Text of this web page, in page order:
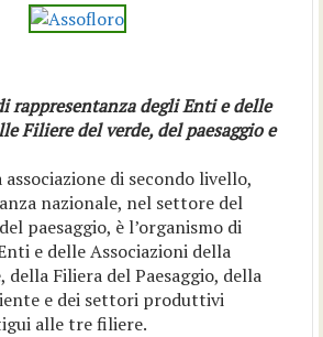
rappresentanza degli Enti e delle
Filiere del verde, del paesaggio e
di secondo livello,
nazionale, nel settore del
paesaggio, è l’organismo di
e delle Associazioni della
della Filiera del Paesaggio, della
e dei settori produttivi
alle tre filiere.